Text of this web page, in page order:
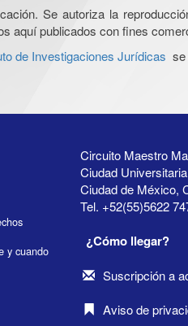
Se autoriza la
aquí publicados con fines
de Investigaciones Jurídicas
y cuando
Circuito Maestro
Ciudad
Ciudad de México,
Tel. +52(55)5622
¿Cómo llegar?
Suscripción a
Aviso de